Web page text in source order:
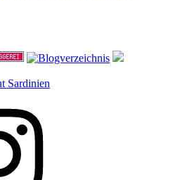
Sardinien